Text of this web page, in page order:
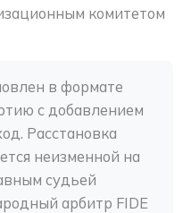
комитетом
в формате
с добавлением
Расстановка
неизменной на
судьей
арбитр FIDE